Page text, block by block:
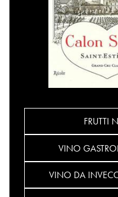
FRUTTI
VINO
VINO DA